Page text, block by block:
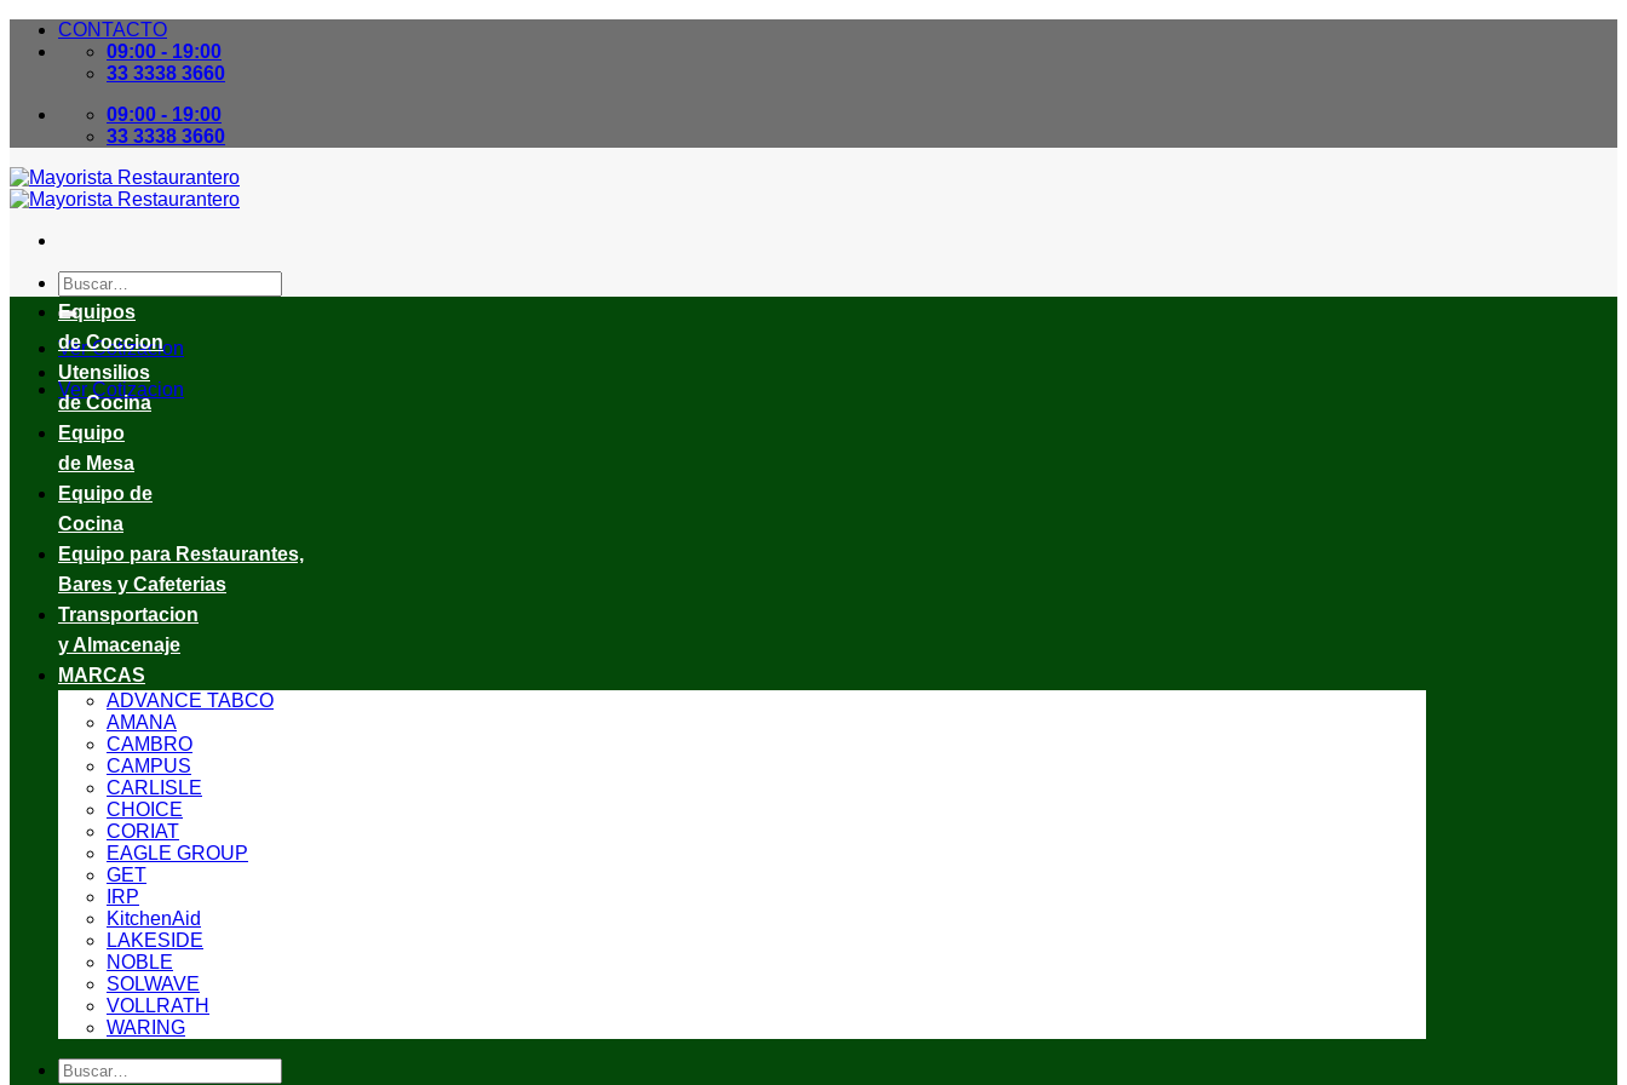
Skip
CONTACTO
09:00 - 19:00
33 3338 3660
09:00 - 19:00
33 3338 3660
Buscar
por:
Ver Cotizacion
Ver Cotizacion
Equipos
de Coccion
Utensilios
de Cocina
Equipo
de Mesa
Equipo de
Cocina
Equipo para Restaurantes,
Bares y Cafeterias
Transportacion
y Almacenaje
MARCAS
ADVANCE TABCO
AMANA
CAMBRO
CAMPUS
CARLISLE
CHOICE
CORIAT
EAGLE GROUP
GET
IRP
KitchenAid
LAKESIDE
NOBLE
SOLWAVE
VOLLRATH
WARING
Buscar